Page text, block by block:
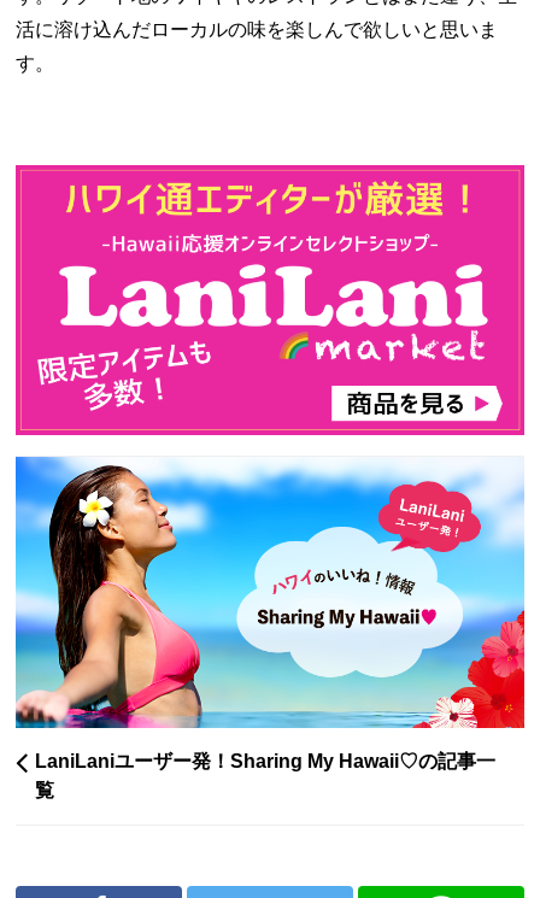
活に溶け込んだローカルの味を楽しんで欲しいと思いま
す。
LaniLaniユーザー発！Sharing My Hawaii♡の記事一
覧